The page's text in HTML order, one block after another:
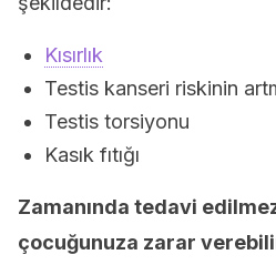
Kısırlık
Testis kanseri riskinin
Testis torsiyonu
Kasık fıtığı
Zamanında tedavi
çocuğunuza zarar